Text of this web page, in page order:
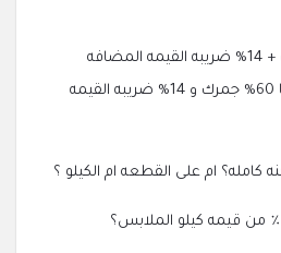
الاحذيه او الجزم بيكون عليها 60% جمرك و 14% ضريبه القيمه
ام على القطعه ام الكيلو ؟